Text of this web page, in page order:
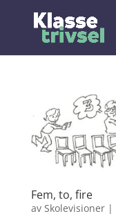
Fem, to, fire
av Skolevisioner|